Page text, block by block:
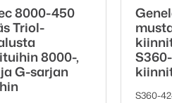
8000-450
Triol-
8000-,
G-sarjan
S360-